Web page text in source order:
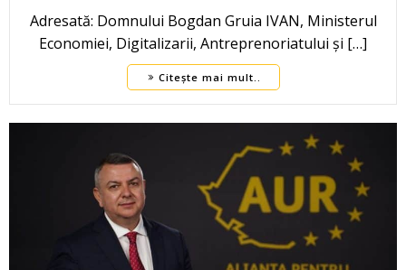
Adresată: Domnului Bogdan Gruia IVAN, Ministerul
Economiei, Digitalizarii, Antreprenoriatului și […]
Citește mai mult..